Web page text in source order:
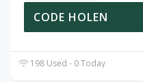
CODE HOLEN
198 Used - 0 Today